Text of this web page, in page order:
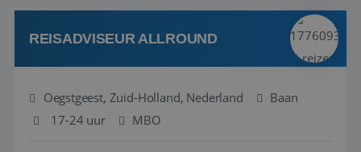
Attractive remuneration, discre...
REISADVISEUR ALLROUND
Oegstgeest, Zuid-Holland, Nederland
Baan
17-24 uur
MBO